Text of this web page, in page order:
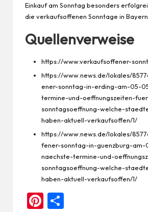
Einkauf am Sonntag besonders
die verkaufsoffenen Sonntage in
Quellenverweise
https://www.verkaufsoffener-
https://www.news.de/lokales/
ener-sonntag-in-erding-am-05-
termine-und-oeffnungszeiten-
sonntagsoeffnung-welche-
haben-aktuell-verkaufsoffen/1/
https://www.news.de/lokales/
fener-sonntag-in-guenzburg-
naechste-termine-und-
sonntagsoeffnung-welche-
haben-aktuell-verkaufsoffen/1/
Pi